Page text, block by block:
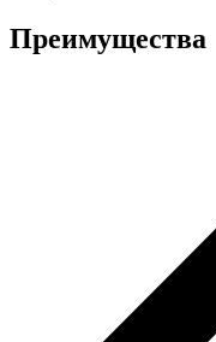
Преимущества